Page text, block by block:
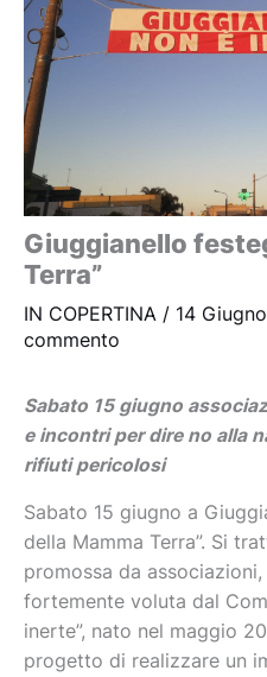
Giuggianello
Terra”
IN COPERTINA / 14
commento
Sabato 15 giugno
e incontri per dire no alla
rifiuti pericolosi
Sabato 15 giugno a
della Mamma Terra”. Si
promossa da
fortemente voluta dal
inerte”, nato nel maggio
progetto di realizzare un